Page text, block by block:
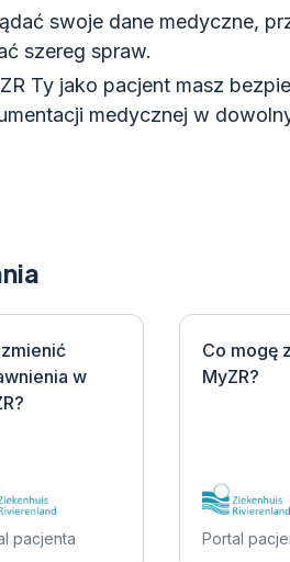
swoje dane medyczne,
szereg spraw.
Ty jako pacjent masz
medycznej w
w
pacjenta
Co mogę
MyZR?
Portal